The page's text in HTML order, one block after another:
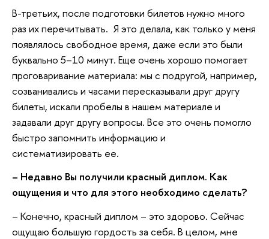
В-третьих, после подготовки билетов нужно много
раз их перечитывать. Я это делала, как только у меня
появлялось свободное время, даже если это были
буквально 5–10 минут. Еще очень хорошо помогает
проговаривание материала: мы с подругой, например,
созванивались и часами пересказывали друг другу
билеты, искали пробелы в нашем материале и
задавали друг другу вопросы. Все это очень помогло
быстро запомнить информацию и
систематизировать ее.
– Недавно Вы получили красный диплом. Как
ощущения и что для этого необходимо сделать?
– Конечно, красный диплом – это здорово. Сейчас
ощущаю большую гордость за себя. В целом, мне